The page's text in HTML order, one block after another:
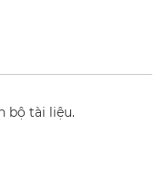
bộ tài liệu.